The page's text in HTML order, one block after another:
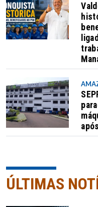
ÚLTIMAS